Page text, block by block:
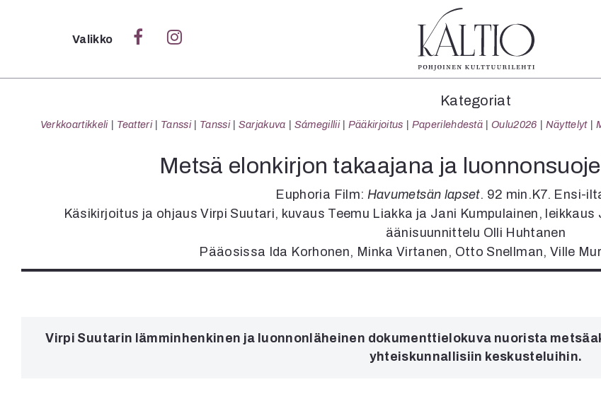
Sulje
Verkkoartikkeli
Tanssi
Tanssi
Sarjakuva
Sámegillii
Oulu2026
Näyttelyt
Kirjat
Lehdet
4/2026
1/2026
6/2025
5/2025 saame
5/2025
Lehtiarkisto
Valikko
Kategoriat
Verkkoartikkeli Teatteri Tanssi Tanssi Sarjakuva Sámegillii Pääkirjoitus Paperilehdestä Oulu2026 Näyttelyt
Metsä elonkirjon takaajana ja
Euphoria Film: Havumetsän lapset. 92 min.K7. Ensi-
Käsikirjoitus ja ohjaus Virpi Suutari, kuvaus Teemu Liakka ja Jani Kumpulainen,
äänisuunnittelu Olli Huhtanen
Pääosissa Ida Korhonen, Minka Virtanen, Otto Snellman, Ville
Virpi Suutarin lämminhenkinen ja luonnonläheinen dokumenttielokuva nuorista
yhteiskunnallisiin keskusteluihin.